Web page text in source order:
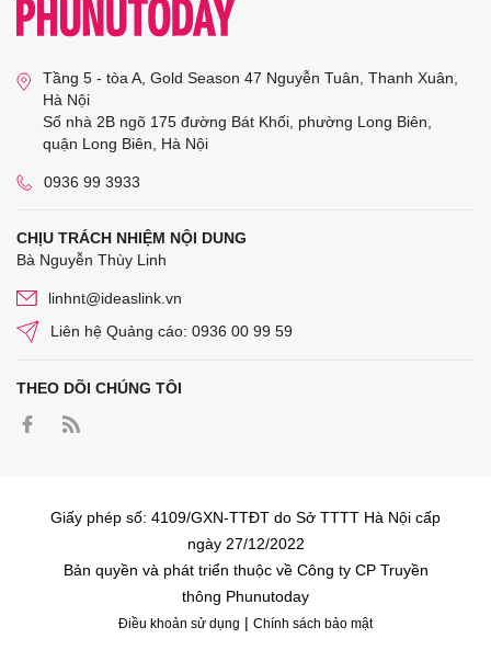
Tầng 5 - tòa A, Gold Season 47 Nguyễn Tuân, Thanh Xuân,
Hà Nội
Số nhà 2B ngõ 175 đường Bát Khối, phường Long Biên,
quận Long Biên, Hà Nội
0936 99 3933
CHỊU TRÁCH NHIỆM NỘI DUNG
Bà Nguyễn Thùy Linh
linhnt@ideaslink.vn
Liên hệ Quảng cáo: 0936 00 99 59
THEO DÕI CHÚNG TÔI
Giấy phép số: 4109/GXN-TTĐT do Sở TTTT Hà Nội cấp
ngày 27/12/2022
Bản quyền và phát triển thuộc về Công ty CP Truyền
thông Phunutoday
Điều khoản sử dụng | Chính sách bảo mật